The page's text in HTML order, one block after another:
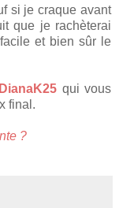
si je craque avant
que je rachèterai
et bien sûr le
DianaK25 qui vous
final.
?